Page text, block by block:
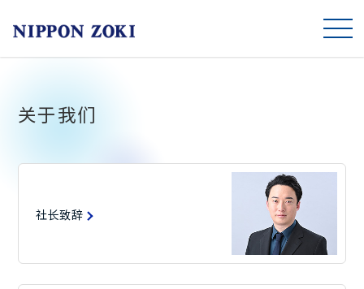
关于我们
产品一览
关于我们
社长致辞